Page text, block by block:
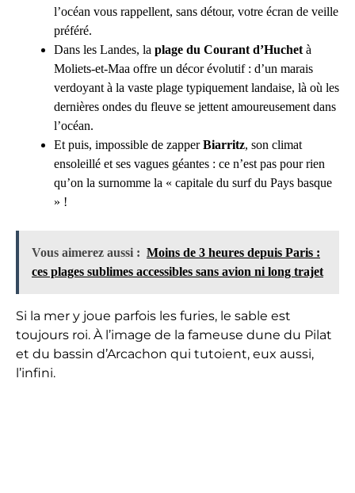
l’océan vous rappellent, sans détour, votre écran de veille
préféré.
Dans les Landes, la plage du Courant d’Huchet à
Moliets-et-Maa offre un décor évolutif : d’un marais
verdoyant à la vaste plage typiquement landaise, là où les
dernières ondes du fleuve se jettent amoureusement dans
l’océan.
Et puis, impossible de zapperBiarritz, son climat
ensoleillé et ses vagues géantes : ce n’est pas pour rien
qu’on la surnomme la « capitale du surf du Pays basque
» !
Vous aimerez aussi : Moins de 3 heures depuis Paris :
ces plages sublimes accessibles sans avion ni long trajet
Si la mer y joue parfois les furies, le sable est
toujours roi. À l’image de la fameuse dune du Pilat
et du bassin d’Arcachon qui tutoient, eux aussi,
l’infini.